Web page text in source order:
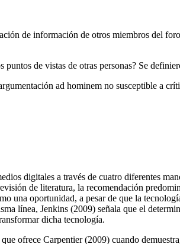
de información de otros miembros del
de vistas de otras personas? Se
ad hominem no susceptible a
digitales a través de cuatro diferentes
de literatura, la recomendación
una oportunidad, a pesar de que la
línea, Jenkins (2009) señala que el
dicha tecnología.
ofrece Carpentier (2009) cuando